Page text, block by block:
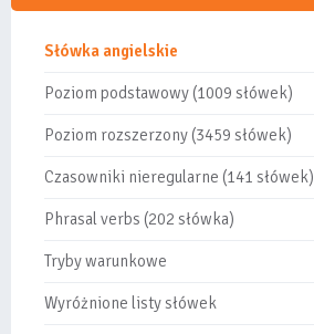
Słówka angielskie
Poziom podstawowy (1009 słówek)
Poziom rozszerzony (3459 słówek)
Czasowniki nieregularne (141 słówek)
Phrasal verbs (202 słówka)
Tryby warunkowe
Wyróżnione listy słówek